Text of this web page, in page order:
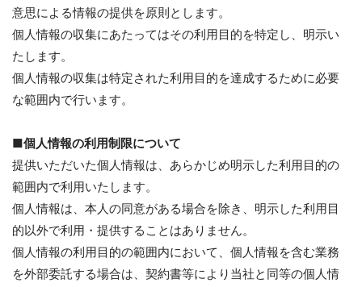
意思による情報の提供を原則とします。
個人情報の収集にあたってはその利用目的を特定し、明示い
たします。
個人情報の収集は特定された利用目的を達成するために必要
な範囲内で行います。
■個人情報の利用制限について
提供いただいた個人情報は、あらかじめ明示した利用目的の
範囲内で利用いたします。
個人情報は、本人の同意がある場合を除き、明示した利用目
的以外で利用・提供することはありません。
個人情報の利用目的の範囲内において、個人情報を含む業務
を外部委託する場合は、契約書等により当社と同等の個人情